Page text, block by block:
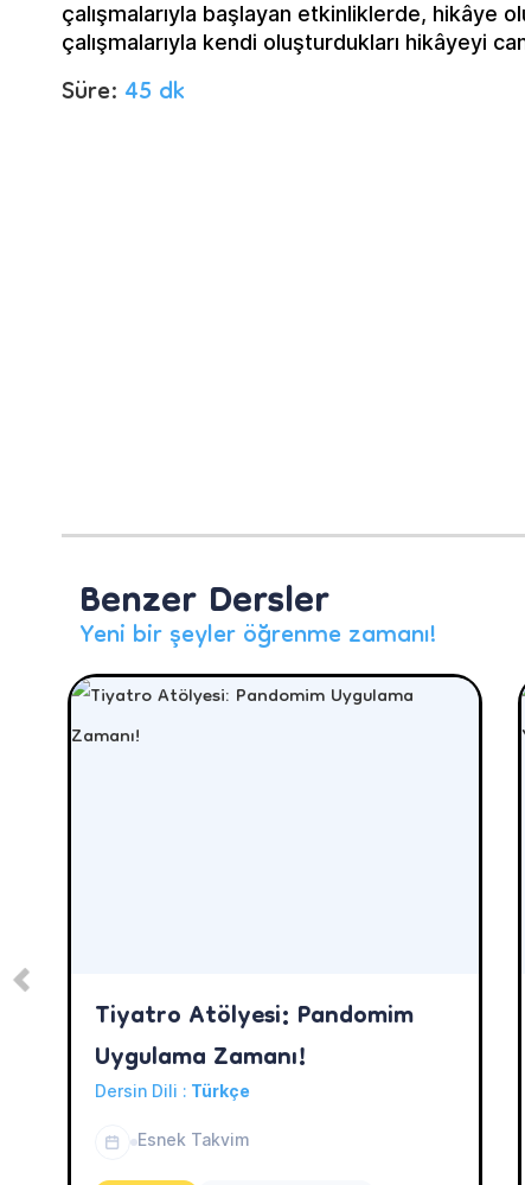
çalışmalarıyla başlayan etkinliklerde,
çalışmalarıyla kendi oluşturdukları hikâyeyi
Süre:45 dk
Benzer Dersler
Yeni bir şeyler öğrenme zamanı!
Tiyatro Atölyesi: Pandomim
Uygulama Zamanı!
Dersin Dili : Türkçe
Esnek Takvim